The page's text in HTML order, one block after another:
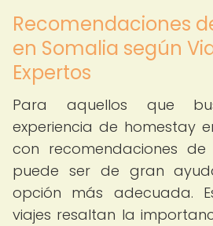
Recomendaciones
en Somalia según
Expertos
Para aquellos que
experiencia de homestay
con recomendaciones de
puede ser de gran
opción más adecuada.
viajes resaltan la